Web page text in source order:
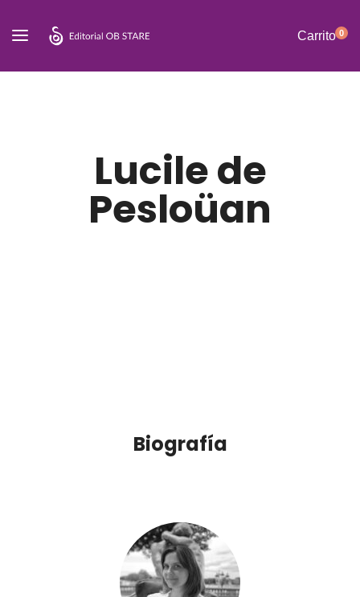
Carrito0
Lucile de
Pesloüan
Biografía